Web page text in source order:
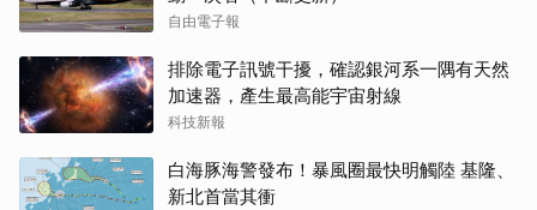
自由電子報
排除電子訊號干擾，確認銀河系一隅有天然
加速器，產生最高能宇宙射線
科技新報
白海豚海警發布！暴風圈最快明觸陸 基隆、
新北首當其衝